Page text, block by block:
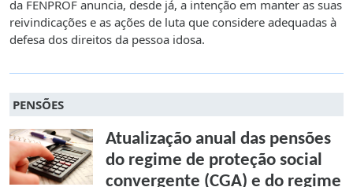
da FENPROF anuncia, desde já, a intenção em manter as suas
reivindicações e as ações de luta que considere adequadas à
defesa dos direitos da pessoa idosa.
PENSÕES
Atualização anual das pensões
do regime de proteção social
convergente (CGA) e do regime